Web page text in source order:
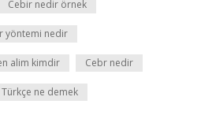
Cebir nedir örnek
yöntemi nedir
alim kimdir Cebr nedir
Türkçe ne demek